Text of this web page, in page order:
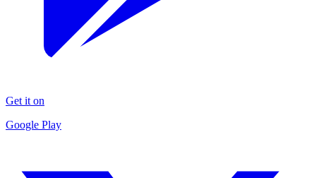
Get it on
Google Play